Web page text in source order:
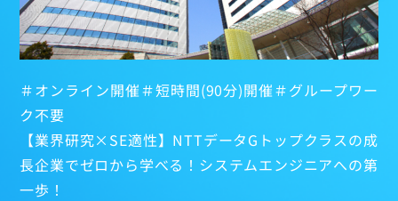
技術系領域
公共系領域
金融系領域
＃オンライン開催＃短時間(90分)開催＃グループワー
ク不要
【業界研究×SE適性】NTTデータGトップクラスの成
長企業でゼロから学べる！システムエンジニアへの第
一歩！